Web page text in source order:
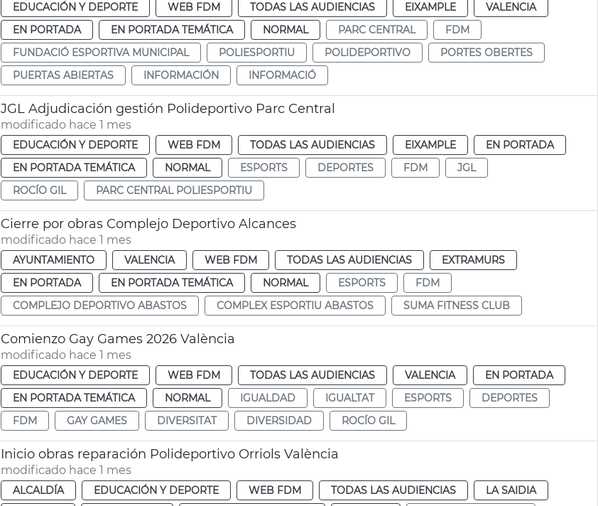
EDUCACIÓN Y DEPORTE WEB FDM TODAS LAS AUDIENCIAS EIXAMPLE
VALENCIA
EN PORTADA
EN PORTADA TEMÁTICA NORMAL PARC CENTRAL
FDM
FUNDACIÓ ESPORTIVA MUNICIPAL
POLIESPORTIU POLIDEPORTIVO
PORTES OBERTES
PUERTAS ABIERTAS
INFORMACIÓN INFORMACIÓ
JGL Adjudicación gestión Polideportivo Parc Central
modificado hace 1 mes
EDUCACIÓN Y DEPORTE WEB FDM TODAS LAS AUDIENCIAS EIXAMPLE
EN PORTADA
EN PORTADA TEMÁTICA
NORMAL ESPORTS DEPORTES FDM
JGL
ROCÍO GIL
PARC CENTRAL POLIESPORTIU
Cierre por obras Complejo Deportivo Alcances
modificado hace 1 mes
AYUNTAMIENTO VALENCIA WEB FDM TODAS LAS AUDIENCIAS
EXTRAMURS
EN PORTADA
EN PORTADA TEMÁTICA NORMAL ESPORTS
FDM
COMPLEJO DEPORTIVO ABASTOS
COMPLEX ESPORTIU ABASTOS SUMA FITNESS CLUB
Comienzo Gay Games 2026 València
modificado hace 1 mes
EDUCACIÓN Y DEPORTE WEB FDM TODAS LAS AUDIENCIAS VALENCIA
EN PORTADA
EN PORTADA TEMÁTICA
NORMAL IGUALDAD IGUALTAT ESPORTS
DEPORTES
FDM
GAY GAMES DIVERSITAT DIVERSIDAD ROCÍO GIL
Inicio obras reparación Polideportivo Orriols València
modificado hace 1 mes
ALCALDÍA EDUCACIÓN Y DEPORTE WEB FDM TODAS LAS AUDIENCIAS
LA SAIDIA